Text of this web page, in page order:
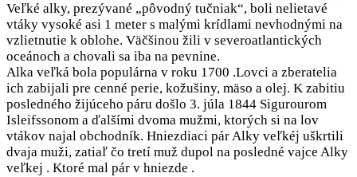
Veľké alky, prezývané „pôvodný tučniak“, boli nelietavé
vtáky vysoké asi 1 meter s malými krídlami nevhodnými na
vzlietnutie k oblohe. Väčšinou žili v severoatlantických
oceánoch a chovali sa iba na pevnine.
Alka veľká bola populárna v roku 1700 .Lovci a zberatelia
ich zabijali pre cenné perie, kožušiny, mäso a olej. K zabitiu
posledného žijúceho páru došlo 3. júla 1844 Sigurourom
Isleifssonom a ďalšími dvoma mužmi, ktorých si na lov
vtákov najal obchodník. Hniezdiaci pár Alky veľkéj uškrtili
dvaja muži, zatiaľ čo tretí muž dupol na posledné vajce Alky
veľkej . Ktoré mal pár v hniezde .